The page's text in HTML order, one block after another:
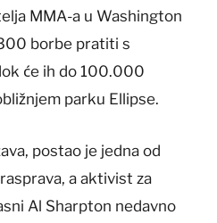
MMA-a u Washington
borbe pratiti s
će ih do 100.000
parku Ellipse.
postao je jedna od
a aktivist za
Al Sharpton nedavno